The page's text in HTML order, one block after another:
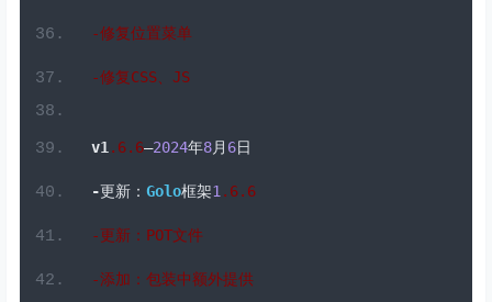
-修复位置菜单
-修复CSS、 JS
v1 . 6.6–2024年8月 6日
-更新： Golo框架1 .6. 6
-更新： POT文件
-添加：包装中额外提供